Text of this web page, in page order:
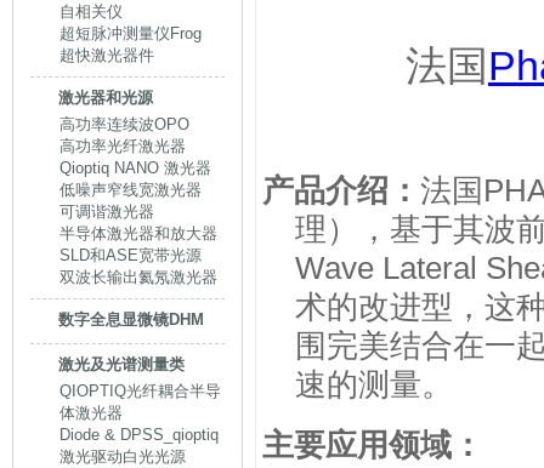
自相关仪
超短脉冲测量仪Frog
超快激光器件
激光器和光源
高功率连续波OPO
高功率光纤激光器
Qioptiq NANO 激光器
低噪声窄线宽激光器
可调谐激光器
半导体激光器和放大器
SLD和ASE宽带光源
双波长输出氦氖激光器
数字全息显微镜DHM
激光及光谱测量类
QIOPTIQ光纤耦合半导
体激光器
Diode & DPSS_qioptiq
激光驱动白光光源
法国
产品介绍： 法国
理），基于其波
Wave Lateral
术的改进型，这
围完美结合在一
速的测量。
主要应用领域：